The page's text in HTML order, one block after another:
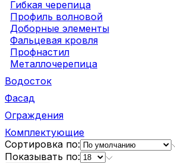
Гибкая черепица
Профиль волновой
Доборные элементы
Фальцевая кровля
Профнастил
Металлочерепица
Водосток
Фасад
Ограждения
Комплектующие
Сортировка по:
Показывать по: